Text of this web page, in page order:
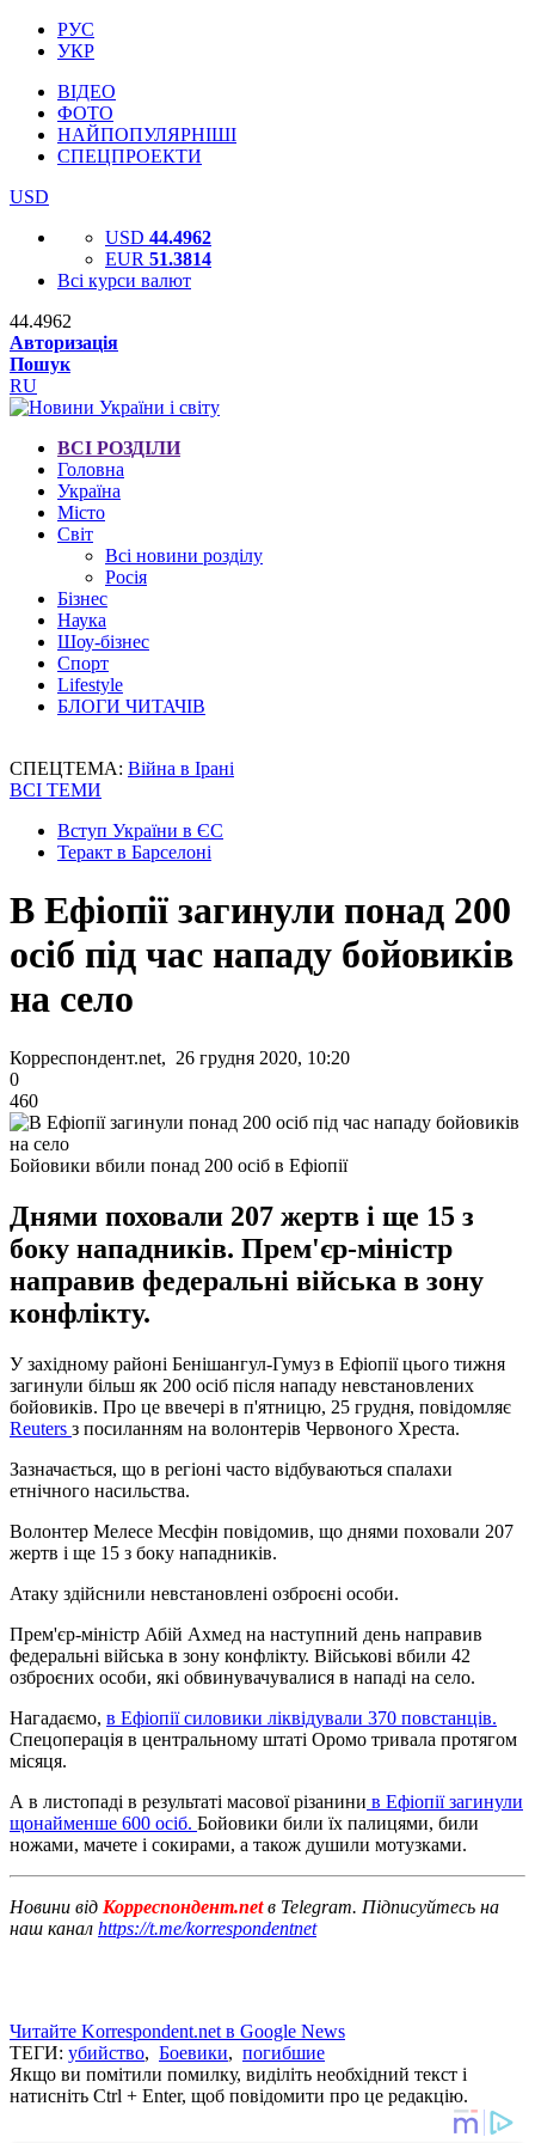
РУС
УКР
ВІДЕО
ФОТО
НАЙПОПУЛЯРНІШІ
СПЕЦПРОЕКТИ
USD
USD 44.4962
EUR 51.3814
Всі курси валют
44.4962
Авторизація
Пошук
RU
ВСІ РОЗДІЛИ
Головна
Україна
Місто
Світ
Всі новини розділу
Росія
Бізнес
Наука
Шоу-бізнес
Спорт
Lifestyle
БЛОГИ ЧИТАЧІВ
СПЕЦТЕМА: Війна в Ірані
ВСІ ТЕМИ
Вступ України в ЄС
Теракт в Барселоні
В Ефіопії загинули понад 200
осіб під час нападу бойовиків
на село
Корреспондент.net, 26 грудня 2020, 10:20
0
460
Бойовики вбили понад 200 осіб в Ефіопії
Днями поховали 207 жертв і ще 15 з
боку нападників. Прем'єр-міністр
направив федеральні війська в зону
конфлікту.
У західному районі Бенішангул-Гумуз в Ефіопії цього тижня
загинули більш як 200 осіб після нападу невстановлених
бойовиків. Про це ввечері в п'ятницю, 25 грудня, повідомляє
Reuters з посиланням на волонтерів Червоного Хреста.
Зазначається, що в регіоні часто відбуваються спалахи
етнічного насильства.
Волонтер Мелесе Месфін повідомив, що днями поховали 207
жертв і ще 15 з боку нападників.
Атаку здійснили невстановлені озброєні особи.
Прем'єр-міністр Абій Ахмед на наступний день направив
федеральні війська в зону конфлікту. Військові вбили 42
озброєних особи, які обвинувачувалися в нападі на село.
Нагадаємо, в Ефіопії силовики ліквідували 370 повстанців.
Спецоперація в центральному штаті Оромо тривала протягом
місяця.
А в листопаді в результаті масової різанини в Ефіопії загинули
щонайменше 600 осіб. Бойовики били їх палицями, били
ножами, мачете і сокирами, а також душили мотузками.
Новини від Корреспондент.netв Telegram. Підписуйтесь на
наш канал https://t.me/korrespondentnet
Читайте Korrespondent.net в Google News
ТЕГИ: убийство, Боевики, погибшие
Якщо ви помітили помилку, виділіть необхідний текст і
натисніть Ctrl + Enter, щоб повідомити про це редакцію.